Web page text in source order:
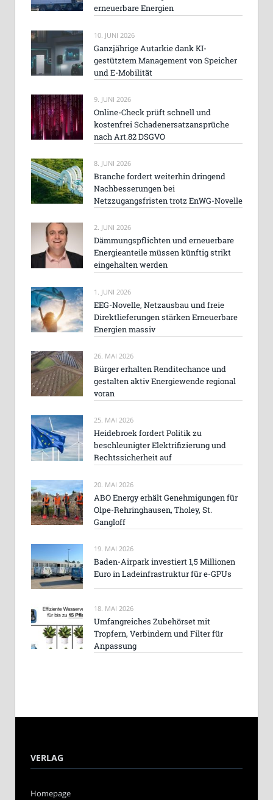
erneuerbare Energien
10. JUNI 2026
Ganzjährige Autarkie dank KI-
gestütztem Management von Speicher
und E-Mobilität
9. JUNI 2026
Online-Check prüft schnell und
kostenfrei Schadenersatzansprüche
nach Art.82 DSGVO
8. JUNI 2026
Branche fordert weiterhin dringend
Nachbesserungen bei
Netzzugangsfristen trotz EnWG-Novelle
2. JUNI 2026
Dämmungspflichten und erneuerbare
Energieanteile müssen künftig strikt
eingehalten werden
1. JUNI 2026
EEG-Novelle, Netzausbau und freie
Direktlieferungen stärken Erneuerbare
Energien massiv
26. MAI 2026
Bürger erhalten Renditechance und
gestalten aktiv Energiewende regional
voran
25. MAI 2026
Heidebroek fordert Politik zu
beschleunigter Elektrifizierung und
Rechtssicherheit auf
20. MAI 2026
ABO Energy erhält Genehmigungen für
Olpe-Rehringhausen, Tholey, St.
Gangloff
19. MAI 2026
Baden-Airpark investiert 1,5 Millionen
Euro in Ladeinfrastruktur für e-GPUs
18. MAI 2026
Umfangreiches Zubehörset mit
Tropfern, Verbindern und Filter für
Anpassung
VERLAG
Homepage